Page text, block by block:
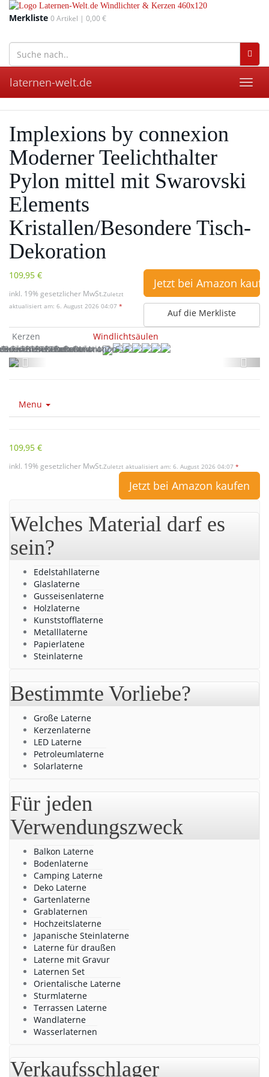
Skip
content
Merkliste 0Artikel | 0,00 €
laternen-welt.de
Implexions by connexion
Moderner Teelichthalter
Pylon mittel mit Swarovski
Elements
Kristallen/Besondere Tisch-
Dekoration
109,95 €
inkl. 19% gesetzlicher MwSt.Zuletzt
aktualisiert am: 6. August 2026 04:07 *
Jetzt bei Amazon
Auf die Merkliste
Kerzen Windlichtsäulen
Menu
109,95 €
inkl. 19% gesetzlicher MwSt.Zuletzt aktualisiert am: 6. August 2026 04:07 *
Jetzt bei Amazon kaufen
Welches Material darf es
sein?
Edelstahllaterne
Glaslaterne
Gusseisenlaterne
Holzlaterne
Kunststofflaterne
Metalllaterne
Papierlatene
Steinlaterne
Bestimmte Vorliebe?
Große Laterne
Kerzenlaterne
LED Laterne
Petroleumlaterne
Solarlaterne
Für jeden
Verwendungszweck
Balkon Laterne
Bodenlaterne
Camping Laterne
Deko Laterne
Gartenlaterne
Grablaternen
Hochzeitslaterne
Japanische Steinlaterne
Laterne für draußen
Laterne mit Gravur
Laternen Set
Orientalische Laterne
Sturmlaterne
Terrassen Laterne
Wandlaterne
Wasserlaternen
Verkaufsschlager